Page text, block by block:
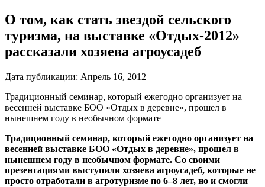
О том, как стать звездой сельского
туризма, на выставке «Отдых-2012»
рассказали хозяева агроусадеб
Дата публикации: Апрель 16, 2012
Традиционный семинар, который ежегодно организует на
весенней выставке БОО «Отдых в деревне», прошел в
нынешнем году в необычном формате
Традиционный семинар, который ежегодно организует на
весенней выставке БОО «Отдых в деревне», прошел в
нынешнем году в необычном формате. Со своими
презентациями выступили хозяева агроусадеб, которые не
просто отработали в агротуризме по 6–8 лет, но и смогли